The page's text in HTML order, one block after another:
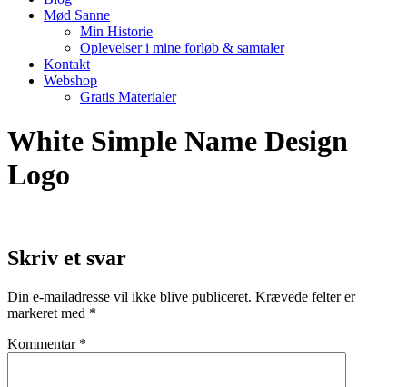
Mød Sanne
Min Historie
Oplevelser i mine forløb & samtaler
Kontakt
Webshop
Gratis Materialer
White Simple Name Design
Logo
Skriv et svar
Din e-mailadresse vil ikke blive publiceret. Krævede felter er
markeret med *
Kommentar *